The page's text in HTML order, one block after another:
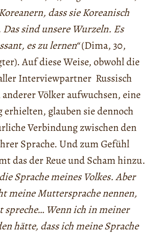
dass sie Koreanisch
sind unsere Wurzeln. Es
es zu lernen“(Dima, 30,
Auf diese Weise, obwohl die
Interviewpartner Russisch
Völker aufwuchsen, eine
erhielten, glauben sie dennoch
Verbindung zwischen den
Sprache. Und zum Gefühl
das der Reue und Scham hinzu.
Sprache meines Volkes. Aber
meine Muttersprache nennen,
spreche… Wenn ich in meiner
hätte, dass ich meine Sprache